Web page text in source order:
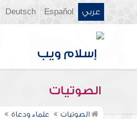
عربي Español
Deutsch
الصوتيات
الصوتيات علماء ودعاة